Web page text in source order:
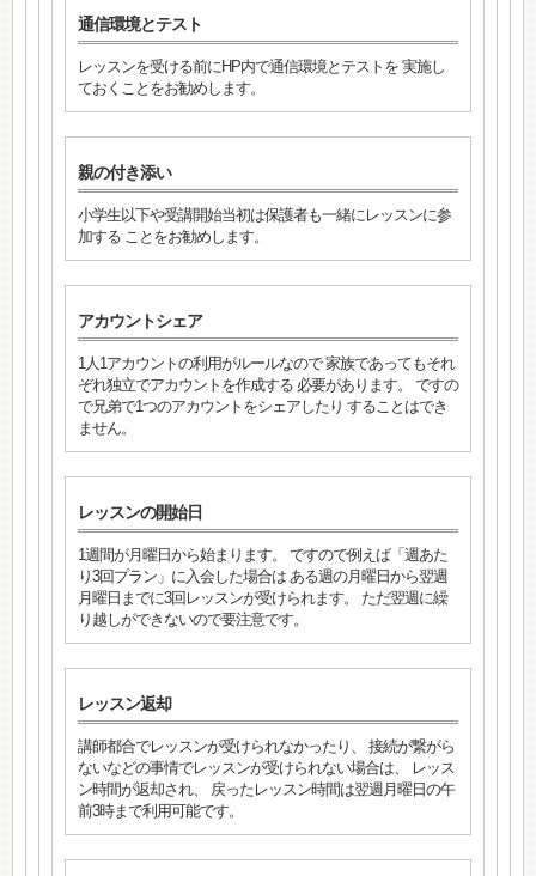
通信環境とテスト
レッスンを受ける前にHP内で通信環境とテストを 実施し
ておくことをお勧めします。
親の付き添い
小学生以下や受講開始当初は保護者も一緒にレッスンに参
加する ことをお勧めします。
アカウントシェア
1人1アカウントの利用がルールなので 家族であってもそれ
ぞれ独立でアカウントを作成する 必要があります。 ですの
で兄弟で1つのアカウントをシェアしたり することはでき
ません。
レッスンの開始日
1週間が月曜日から始まります。 ですので例えば「週あた
り3回プラン」に入会した場合は ある週の月曜日から翌週
月曜日までに3回レッスンが受けられます。 ただ翌週に繰
り越しができないので要注意です。
レッスン返却
講師都合でレッスンが受けられなかったり、 接続が繋がら
ないなどの事情でレッスンが受けられない場合は、 レッス
ン時間が返却され、 戻ったレッスン時間は翌週月曜日の午
前3時まで利用可能です。